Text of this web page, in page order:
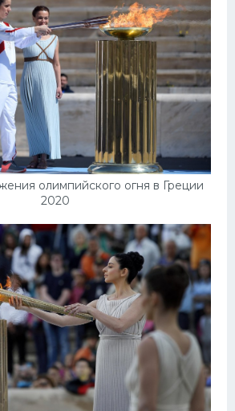
олимпийского огня в Греции
2020